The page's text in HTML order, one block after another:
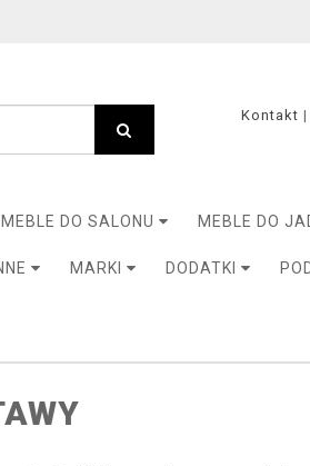
Kontakt
MEBLE DO SALONU MEBLE DO
MARKI DODATKI